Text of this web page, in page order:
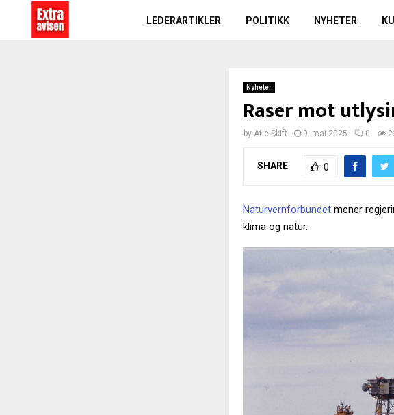
LEDERARTIKLER POLITIKK NYHETER
Nyheter
Raser mot
by Atle Skift 9. mai 2025 0
SHARE 0
Naturvernforbundet mener
klima og natur.